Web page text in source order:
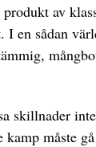
av
en sådan
skillnader
måste